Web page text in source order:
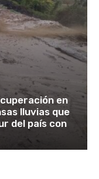
en
lluvias que
del país con